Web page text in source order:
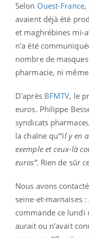
Selon Ouest-France,
avaient déjà été
et maghrébines mi-
n'a été
nombre de
pharmacie, ni
D'après BFMTV, le
euros. Philippe
syndicats
la chaîne qu'“il y en
exemple et ceux-là
euros”. Rien de sûr
Nous avons
seine-et-marnaises
commande ce lundi
aurait ou n'avait